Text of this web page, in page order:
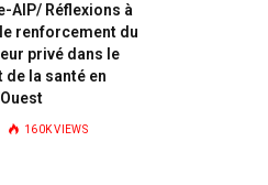
AIP/ Réflexions à
renforcement du
privé dans le
de la santé en
160KVIEWS